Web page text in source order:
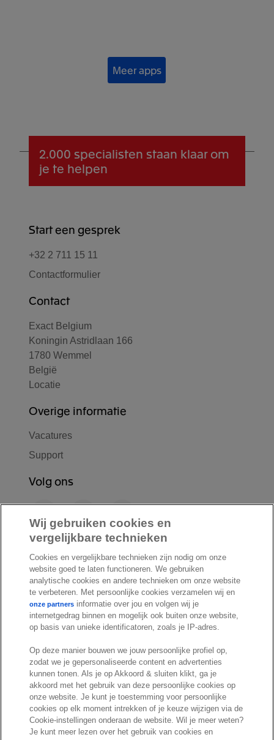
Meer apps
2.000 specialisten staan klaar om
je te helpen
Start een gesprek
+32 2 711 15 11
Contactformulier
Contact
Exact Belgium
Koningin Astridlaan 166
1780 Wemmel
België
Locatie
Overige informatie
Vacatures
Support
Volg ons
F
a
c
o
o
k
L
i
n
d
I
n
Y
o
u
u
b
e
n
s
t
a
g
r
a
m
S
p
o
t
i
f
y
© Exact 2026
Cookie statement
Cookie settings
Marketing preferences
Disclaimer
Site conditions
Wij gebruiken cookies en
vergelijkbare technieken
Cookies en vergelijkbare technieken zijn nodig om onze
website goed te laten functioneren. We gebruiken
analytische cookies en andere technieken om onze website
te verbeteren. Met persoonlijke cookies verzamelen wij en
onze partners informatie over jou en volgen wij je
internetgedrag binnen en mogelijk ook buiten onze website,
op basis van unieke identificatoren, zoals je IP-adres.
Op deze manier bouwen we jouw persoonlijke profiel op,
zodat we je gepersonaliseerde content en advertenties
kunnen tonen. Als je op Akkoord & sluiten klikt, ga je
akkoord met het gebruik van deze persoonlijke cookies op
onze website. Je kunt je toestemming voor persoonlijke
cookies op elk moment intrekken of je keuze wijzigen via de
Cookie-instellingen onderaan de website. Wil je meer weten?
Je kunt meer lezen over het gebruik van cookies en